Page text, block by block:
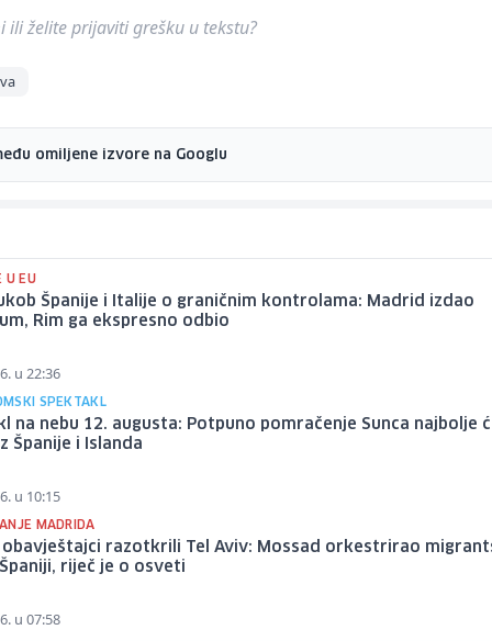
ili želite prijaviti grešku u tekstu?
omiljene izvore na Googlu
U EU
Španije i Italije o graničnim kontrolama: Madrid izdao
Rim ga ekspresno odbio
u 22:36
SPEKTAKL
na nebu 12. augusta: Potpuno pomračenje Sunca najbolje
Španije i Islanda
u 10:15
MADRIDA
obavještajci razotkrili Tel Aviv: Mossad orkestrirao
riječ je o osveti
u 07:58